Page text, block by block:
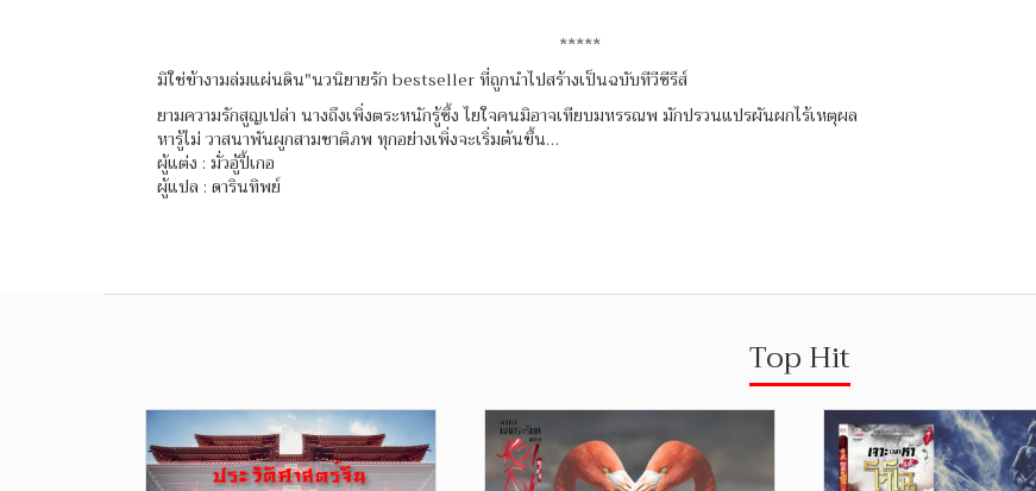
*****
มิใช่ข้างามล่มแผ่นดิน"นวนิยายรัก bestseller ที่ถูกนำไปสร้างเป็นฉบับทีวีซีรีส์
ยามความรักสูญเปล่า นางถึงเพิ่งตระหนักรู้ซึ้ง ไยใจคนมิอาจเทียบมหรรณพ มักปรวนแปรผันผกไร้เหตุผล
หารู้ไม่ วาสนาพันผูกสามชาติภพ ทุกอย่างเพิ่งจะเริ่มต้นขึ้น…
ผู้แต่ง : มั่วอู้ปี้เกอ
ผู้แปล : ดารินทิพย์
Top Hit